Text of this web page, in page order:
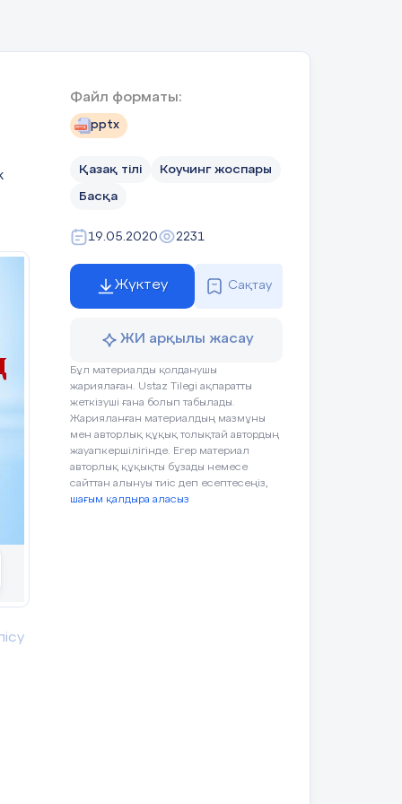
и
Файл форматы:
pptx
Қазақ тілі Коучинг жоспары
Басқа
19.05.2020 2231
Жүктеу Сақтау
ЖИ арқылы жасау
Бұл материалды қолданушы
жариялаған. Ustaz Tilegi ақпаратты
жеткізуші ғана болып табылады.
Жарияланған материалдың мазмұны
мен авторлық құқық толықтай автордың
жауапкершілігінде. Егер материал
авторлық құқықты бұзады немесе
сайттан алынуы тиіс деп есептесеңіз,
шағым қалдыра аласыз